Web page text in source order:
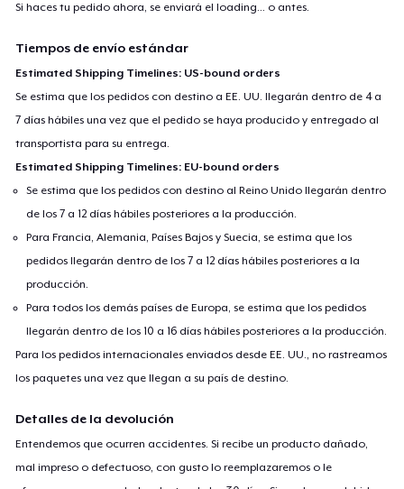
Si haces tu pedido ahora, se enviará elloading... o antes.
Tiempos de envío estándar
Estimated Shipping Timelines: US-bound orders
Se estima que los pedidos con destino a EE. UU. llegarán dentro de 4 a
7 días hábiles una vez que el pedido se haya producido y entregado al
transportista para su entrega.
Estimated Shipping Timelines: EU-bound orders
Se estima que los pedidos con destino al Reino Unido llegarán dentro
de los 7 a 12 días hábiles posteriores a la producción.
Para Francia, Alemania, Países Bajos y Suecia, se estima que los
pedidos llegarán dentro de los 7 a 12 días hábiles posteriores a la
producción.
Para todos los demás países de Europa, se estima que los pedidos
llegarán dentro de los 10 a 16 días hábiles posteriores a la producción.
Para los pedidos internacionales enviados desde EE. UU., no rastreamos
los paquetes una vez que llegan a su país de destino.
Detalles de la devolución
Entendemos que ocurren accidentes. Si recibe un producto dañado,
mal impreso o defectuoso, con gusto lo reemplazaremos o le